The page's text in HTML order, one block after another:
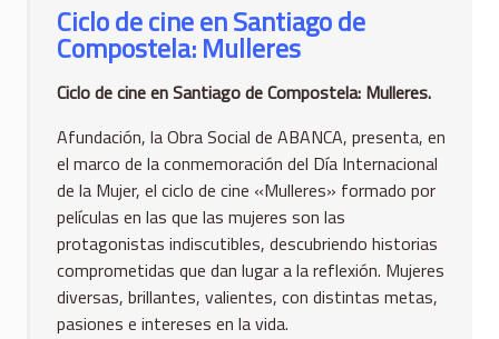
Ciclo de cine en Santiago de
Compostela: Mulleres
Ciclo de cine en Santiago de Compostela: Mulleres.
Afundación, la Obra Social de ABANCA, presenta, en
el marco de la conmemoración del Día Internacional
de la Mujer, el ciclo de cine «Mulleres» formado por
películas en las que las mujeres son las
protagonistas indiscutibles, descubriendo historias
comprometidas que dan lugar a la reflexión. Mujeres
diversas, brillantes, valientes, con distintas metas,
pasiones e intereses en la vida.